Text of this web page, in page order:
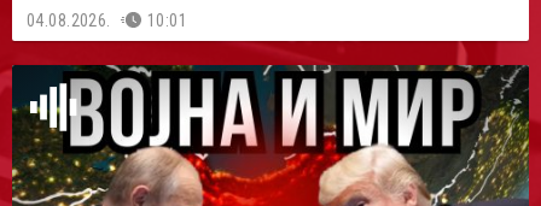
04.08.2026. 10:01